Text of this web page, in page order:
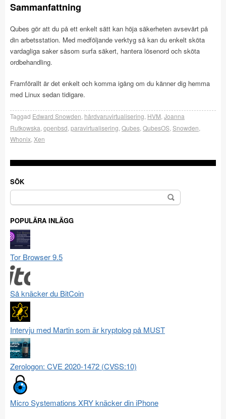
Sammanfattning
Qubes gör att du på ett enkelt sätt kan höja säkerheten avsevärt på
din arbetsstation. Med medföljande verktyg så kan du enkelt sköta
vardagliga saker såsom surfa säkert, hantera lösenord och sköta
ordbehandling.
Framförallt är det enkelt och komma igång om du känner dig hemma
med Linux sedan tidigare.
Taggad Edward Snowden hårdvaruvirtualisering HVM Joanna
Rutkowska openbsd paravirtualisering Qubes QubesOS Snowden
Whonix Xen
SÖK
Sök
efter:
POPULÄRA INLÄGG
Tor Browser 9.5
Så knäcker du BitCoin
Intervju med Martin som är kryptolog på MUST
Zerologon: CVE 2020-1472 (CVSS:10)
Micro Systemations XRY knäcker din iPhone